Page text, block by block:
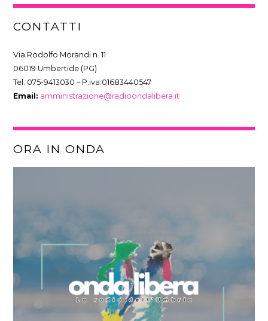
CONTATTI
Via Rodolfo Morandi n. 11
06019 Umbertide (PG)
Tel. 075-9413030 – P.iva.01683440547
Email: amministrazione@radioondalibera.it
ORA IN ONDA